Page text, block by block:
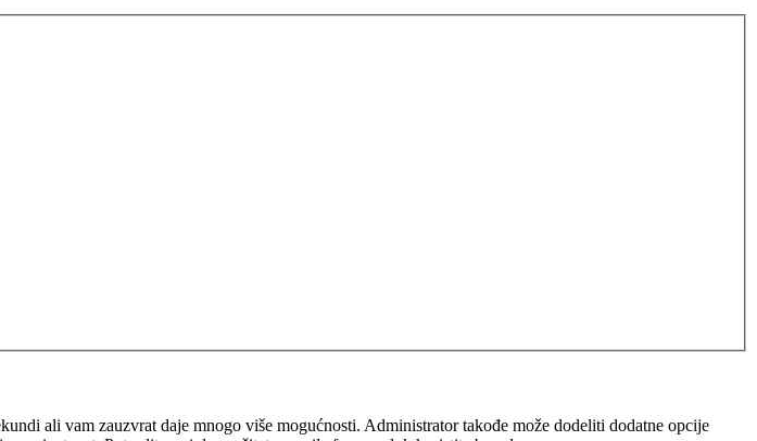
ali vam zauzvrat daje mnogo više mogućnosti. Administrator takođe može dodeliti dodatne opcije